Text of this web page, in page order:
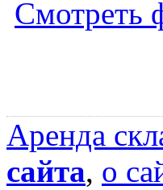
Смотреть
Аренда
сайта, о